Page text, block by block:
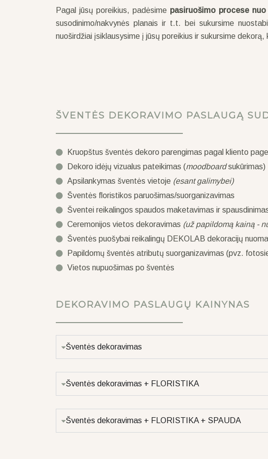
Pagal jūsų poreikius, padėsime pasiruošimo procese
susodinimo/nakvynės planais ir t.t. bei sukursime
nuoširdžiai įsiklausysime į jūsų poreikius ir sukursime dekorą,
ŠVENTĖS DEKORAVIMO PASLAUGĄ
Kruopštus šventės dekoro parengimas pagal kliento
Dekoro idėjų vizualus pateikimas (moodboardsukūrimas)
Apsilankymas šventės vietoje (esant galimybei)
Šventės floristikos paruošimas/suorganizavimas
Šventei reikalingos spaudos maketavimas ir
Ceremonijos vietos dekoravimas (už papildomą kainą -
Šventės puošybai reikalingų DEKOLAB dekoracijų nuoma
Papildomų šventės atributų suorganizavimas (pvz.
Vietos nupuošimas po šventės
DEKORAVIMO PASLAUGŲ KAINYNAS
Šventės dekoravimas
Šventės dekoravimas + FLORISTIKA
Šventės dekoravimas + FLORISTIKA + SPAUDA